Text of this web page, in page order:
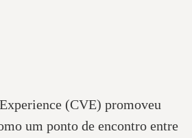
(CVE) promoveu
um ponto de encontro entre